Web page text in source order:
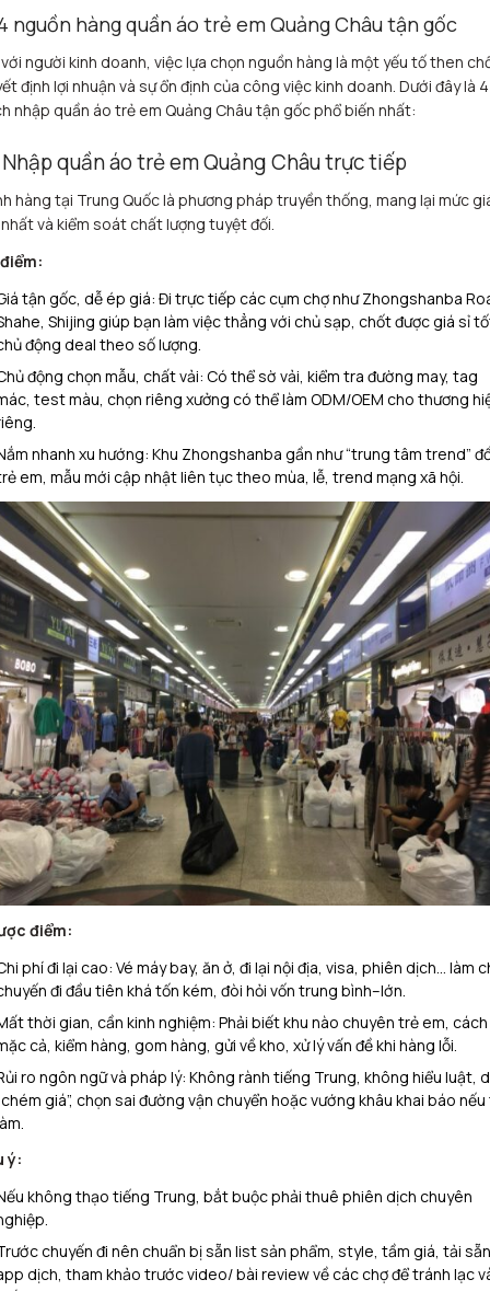
nguồn hàng quần áo trẻ em Quảng Châu tận gốc
người kinh doanh, việc lựa chọn nguồn hàng là một yếu tố then
định lợi nhuận và sự ổn định của công việc kinh doanh. Dưới đây là 4
nhập quần áo trẻ em Quảng Châu tận gốc phổ biến nhất:
Nhập quần áo trẻ em Quảng Châu trực tiếp
hàng tại Trung Quốc là phương pháp truyền thống, mang lại mức
và kiểm soát chất lượng tuyệt đối.
tận gốc, dễ ép giá: Đi trực tiếp các cụm chợ như Zhongshanba
Shijing giúp bạn làm việc thẳng với chủ sạp, chốt được giá sỉ
động deal theo số lượng.​
động chọn mẫu, chất vải: Có thể sờ vải, kiểm tra đường may, tag
test màu, chọn riêng xưởng có thể làm ODM/OEM cho thương
nhanh xu hướng: Khu Zhongshanba gần như “trung tâm trend”
em, mẫu mới cập nhật liên tục theo mùa, lễ, trend mạng xã hội.​
điểm:
phí đi lại cao: Vé máy bay, ăn ở, đi lại nội địa, visa, phiên dịch… làm
đi đầu tiên khá tốn kém, đòi hỏi vốn trung bình–lớn.​
thời gian, cần kinh nghiệm: Phải biết khu nào chuyên trẻ em, cách
cả, kiểm hàng, gom hàng, gửi về kho, xử lý vấn đề khi hàng lỗi.​
ro ngôn ngữ và pháp lý: Không rành tiếng Trung, không hiểu luật,
giá”, chọn sai đường vận chuyển hoặc vướng khâu khai báo nếu
ý:
không thạo tiếng Trung, bắt buộc phải thuê phiên dịch chuyên
chuyến đi nên chuẩn bị sẵn list sản phẩm, style, tầm giá, tải sẵn
dịch, tham khảo trước video/ bài review về các chợ để tránh lạc